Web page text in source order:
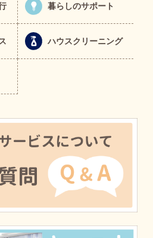
暮らしのサポート
ハウスクリーニング